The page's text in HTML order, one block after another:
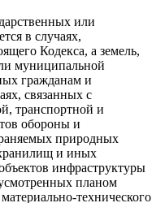
или
в случаях,
Кодекса, а земель,
муниципальной
гражданам и
связанных с
транспортной и
обороны и
природных
и иных
инфраструктуры
планом
технического